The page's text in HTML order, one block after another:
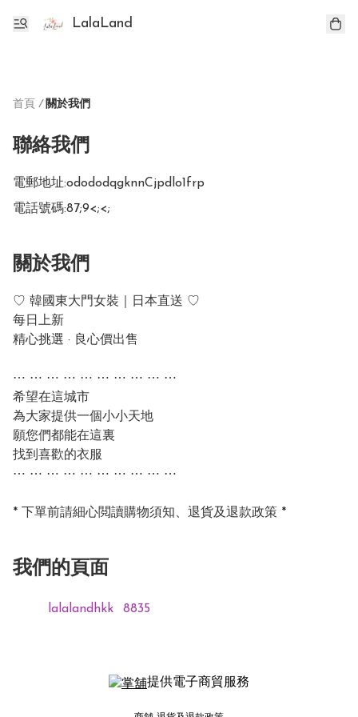
LalaLand
首頁 / 關於我們
聯絡我們
電郵地址:odododqgknnCjpdlo1frp
電話號碼:87;9<;<;
關於我們
♡ 韓國東大門女裝｜日本直送 ♡
每日上新
精心挑選 · 良心價出售
⋯ ⋯ ⋯ ⋯ ⋯ ⋯ ⋯ ⋯ ⋯ ⋯
希望在這城市
為大家提供一個小小天地
願您們都能在這裏
找到喜歡的衣服
⋯ ⋯ ⋯ ⋯ ⋯ ⋯ ⋯ ⋯ ⋯ ⋯
* 下單前請細心閲讀購物須知、退貨及退款政策 *
我們的頁面
lalalandhkk 8835
提供電子商貿服務